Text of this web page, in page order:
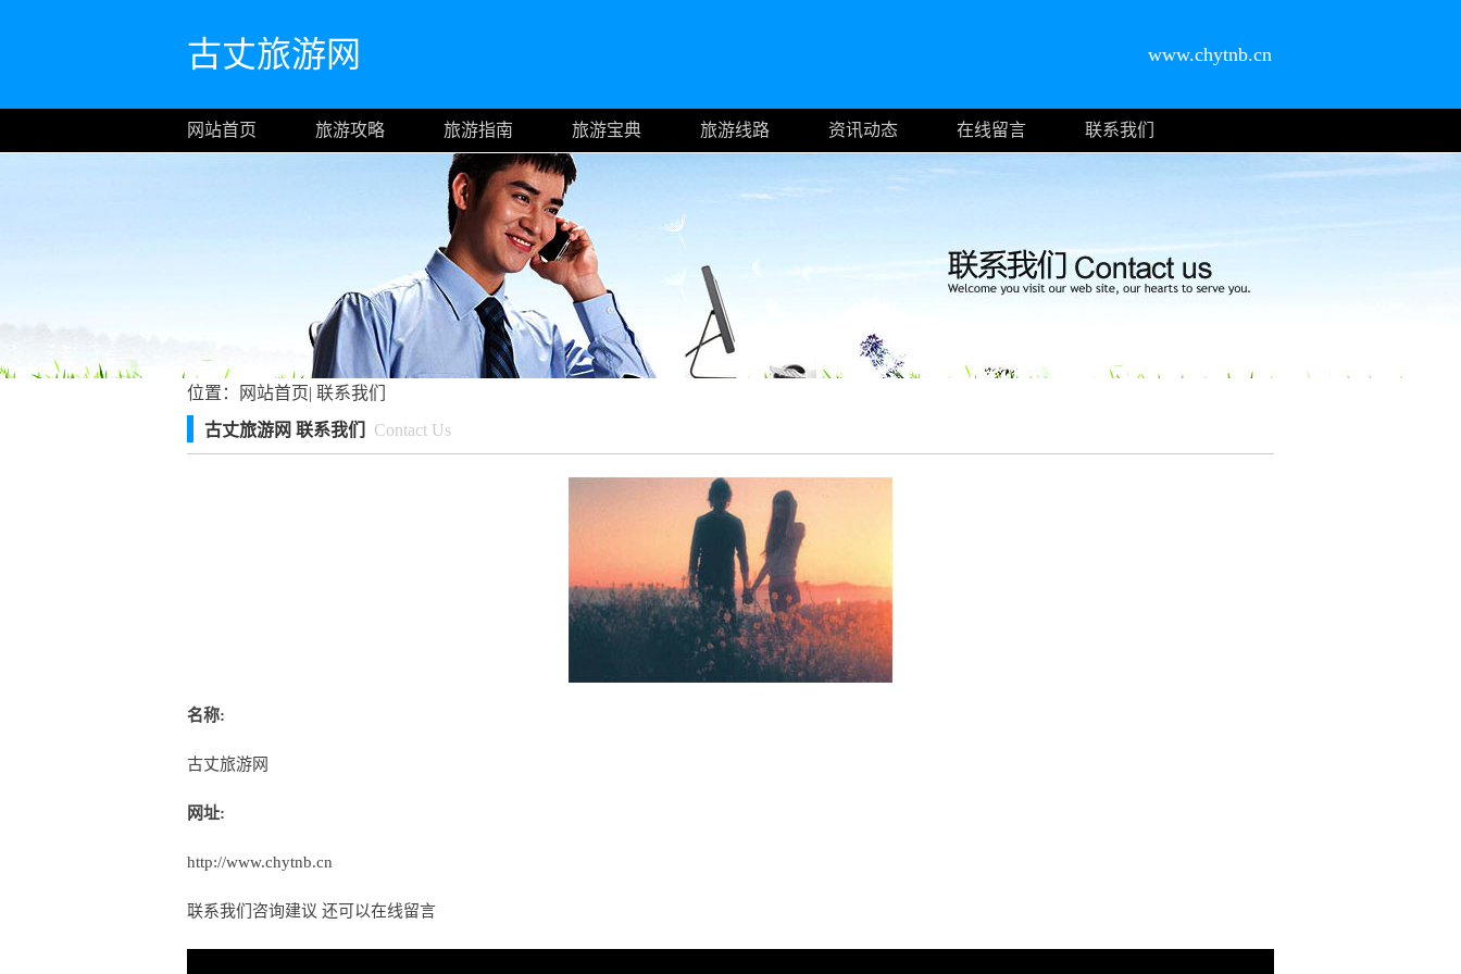
古丈旅游网 www.chytnb.cn
网站首页 旅游攻略 旅游指南 旅游宝典 旅游线路 资讯动态 在线留言 联系我们
位置： 网站首页| 联系我们
古丈旅游网 联系我们
Contact Us
名称:
古丈旅游网
网址:
http://www.chytnb.cn
联系我们咨询建议 还可以在线留言